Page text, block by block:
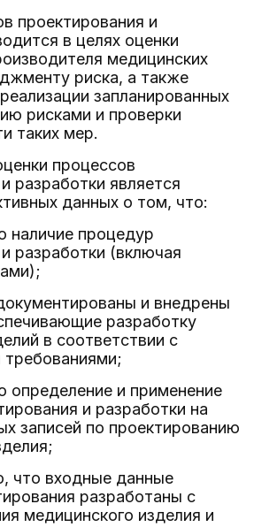
проектирования и
в целях оценки
медицинских
риска, а также
запланированных
рисками и проверки
таких мер.
процессов
разработки является
данных о том, что:
наличие процедур
разработки (включая
и внедрены
разработку
в соответствии с
определение и применение
и разработки на
записей по проектированию
что входные данные
разработаны с
медицинского изделия и